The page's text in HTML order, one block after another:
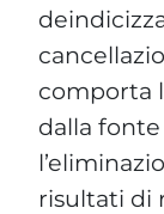
comporta
dalla
risultati di